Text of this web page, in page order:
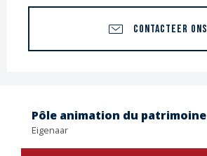
CONTACTEER ONS
Pôle animation du patrimoine
Eigenaar